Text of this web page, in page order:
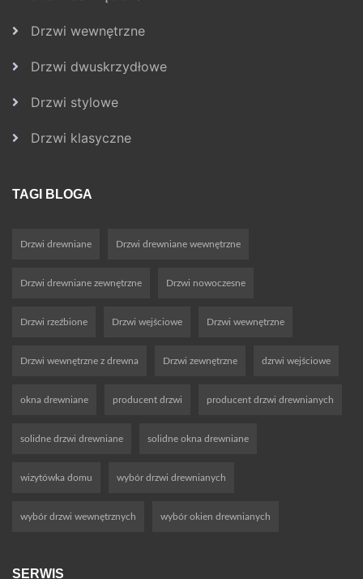
Drzwi wewnętrzne
Drzwi dwuskrzydłowe
Drzwi stylowe
Drzwi klasyczne
TAGI BLOGA
Drzwi drewniane Drzwi drewniane wewnętrzne
Drzwi drewniane zewnętrzne Drzwi nowoczesne
Drzwi rzeźbione Drzwi wejściowe Drzwi wewnętrzne
Drzwi wewnętrzne z drewna Drzwi zewnętrzne dzrwi wejściowe
okna drewniane producent drzwi producent drzwi drewnianych
solidne drzwi drewniane solidne okna drewniane
wizytówka domu wybór drzwi drewnianych
wybór drzwi wewnętrznych wybór okien drewnianych
SERWIS